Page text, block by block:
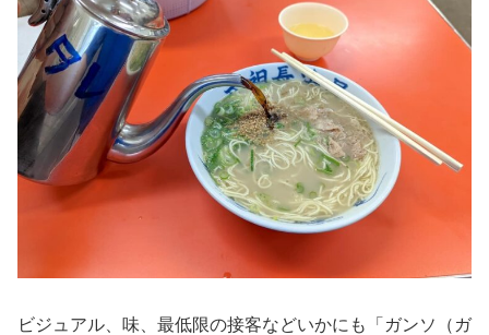
ビジュアル、味、最低限の接客などいかにも「ガンソ（ガ